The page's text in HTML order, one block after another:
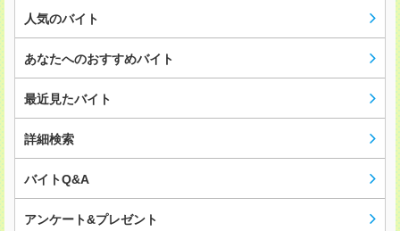
人気のバイト
あなたへのおすすめバイト
最近見たバイト
詳細検索
バイトQ&A
アンケート&プレゼント